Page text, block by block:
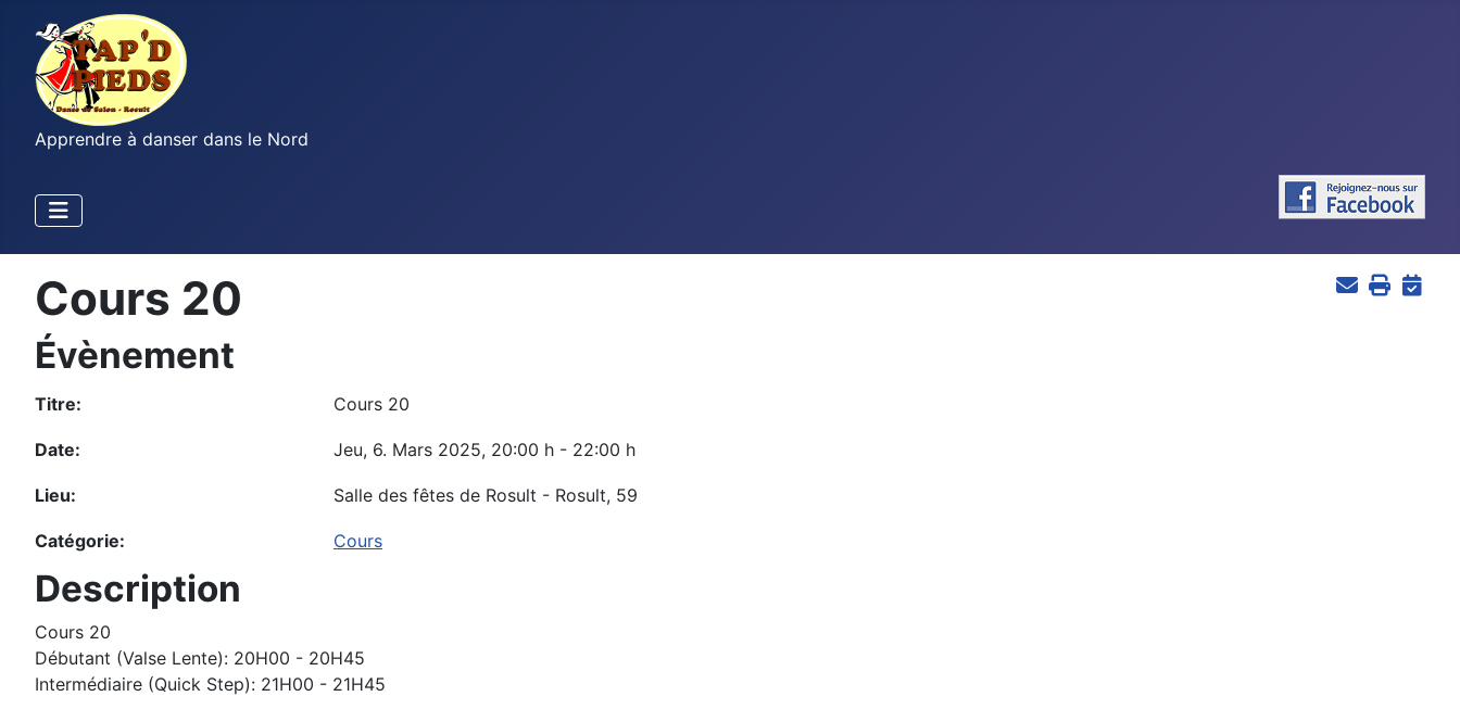
Apprendre à danser dans le Nord
Cours 20
Évènement
Titre: Cours 20
Date: Jeu, 6. Mars 2025, 20:00 h - 22:00 h
Lieu: Salle des fêtes de Rosult - Rosult, 59
Catégorie: Cours
Description
Cours 20
Débutant (Valse Lente): 20H00 - 20H45
Intermédiaire (Quick Step): 21H00 - 21H45